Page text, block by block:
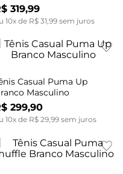
319,99
10x de R$ 31 99sem juros
Casual Puma Up
Masculino
299,90
10x de R$ 29,99sem juros